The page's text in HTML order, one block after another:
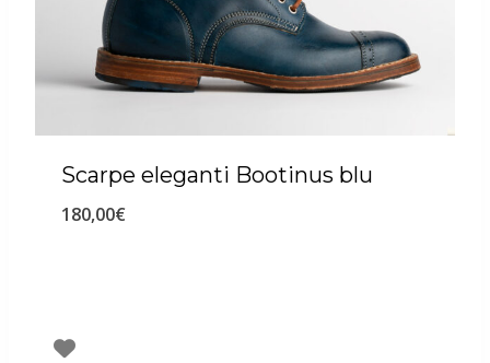
Scarpe eleganti Bootinus blu
180,00€